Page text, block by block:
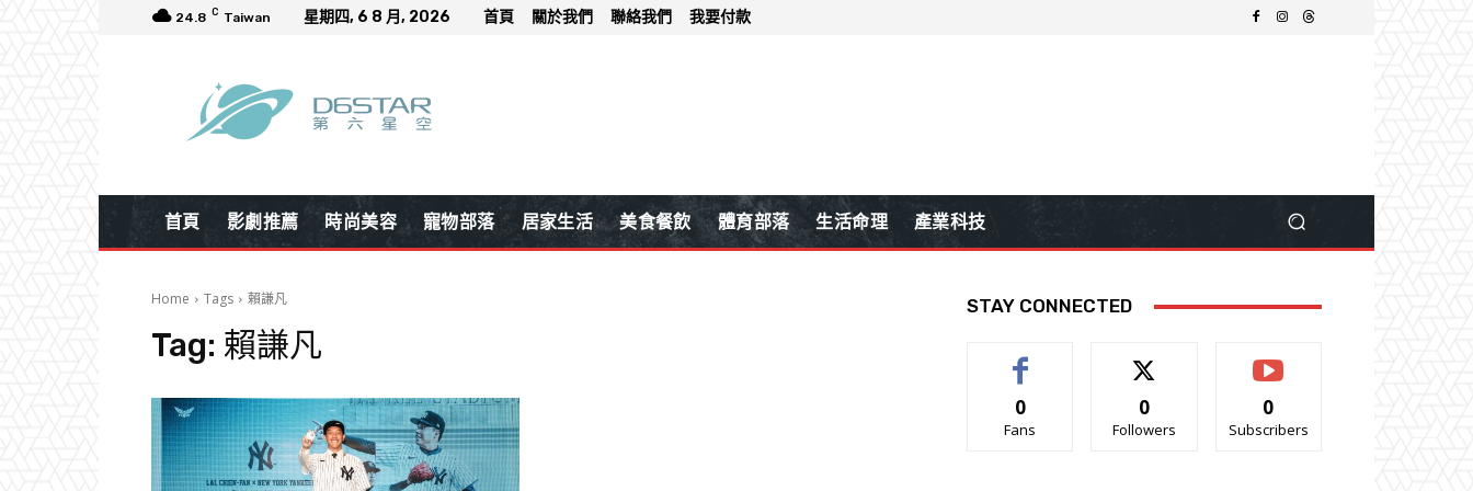
24.8 C Taiwan 星期四, 6 8 月, 2026 首頁 關於我們 聯絡我們 我要付款
首頁 影劇推薦 時尚美容 寵物部落 居家生活 美食餐飲 體育部落 生活命理 產業科技
Home Tags 賴謙凡
Tag: 賴謙凡
STAY CONNECTED
0
Fans
0
Followers
0
Subscribers